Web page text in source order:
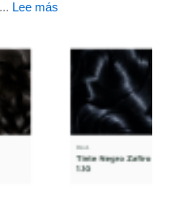
Lee más